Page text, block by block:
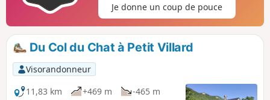
Je donne un coup de pouce
Du Col du Chat à Petit Villard
Visorandonneur
11,83 km
+469 m
-465 m